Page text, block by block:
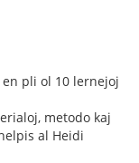
pli ol 10 lernejoj
metodo kaj
al Heidi